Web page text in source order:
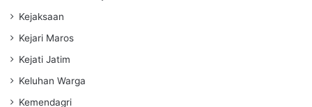
Kejaksaan
Kejari Maros
Kejati Jatim
Keluhan Warga
Kemendagri